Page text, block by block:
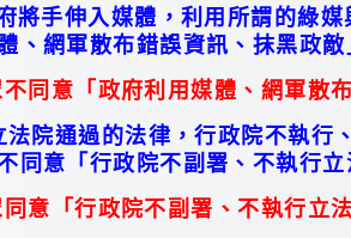
將手伸入媒體，利用所謂的綠
、網軍散布錯誤資訊、抹黑政
同意「政府利用媒體、網軍散
院通過的法律，行政院不執行
同意「行政院不副署、不執行
意「行政院不副署、不執行立